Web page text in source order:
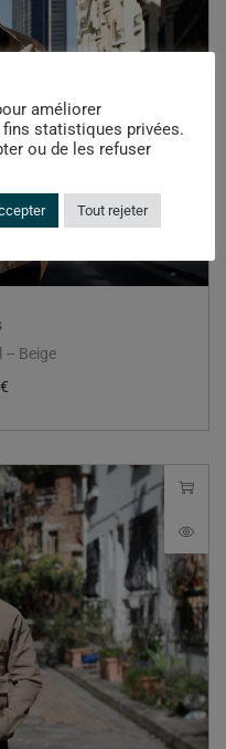
– Beige
€
améliorer
statistiques privées.
ou de les refuser
Tout rejeter